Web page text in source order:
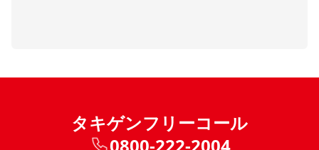
タキゲンフリーコール
0800-222-2004